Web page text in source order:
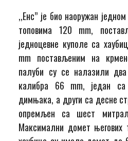
,,Енс” је био наоружан
топовима 120 mm,
једноцевне куполе са
mm постављеним на
палуби су се налазили
калибра 66 mm, један
димњака, а други са десне
опремљен са шест
Максимални домет његових